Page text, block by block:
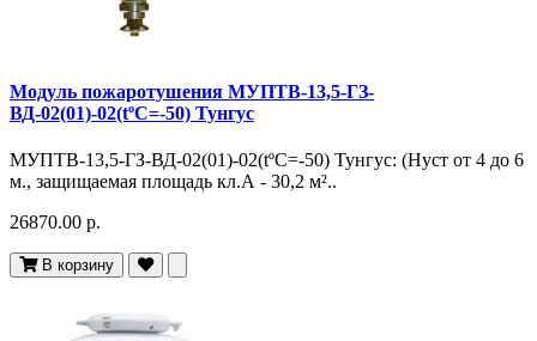
Модуль пожаротушения МУПТВ-13,5-ГЗ-
ВД-02(01)-02(tºC=-50) Тунгус
МУПТВ-13,5-ГЗ-ВД-02(01)-02(tºC=-50) Тунгус: (Hуст от 4 до 6
м., защищаемая площадь кл.А - 30,2 м²..
26870.00 р.
В корзину